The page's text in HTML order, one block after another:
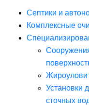
Септики и
Комплексные
Установки
сточных